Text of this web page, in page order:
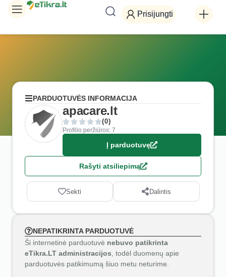
Prisijungti
PARDUOTUVĖS INFORMACIJA
apacare.lt
(0)
Profilio peržiūros: 7
Į parduotuvę
Rašyti atsiliepimą
Sekti Dalintis
NEPATIKRINTA PARDUOTUVĖ
Ši internetinė parduotuvė nebuvo patikrinta
eTikra.LT administracijos , todėl duomenų apie
parduotuvės patikimumą šiuo metu neturime.